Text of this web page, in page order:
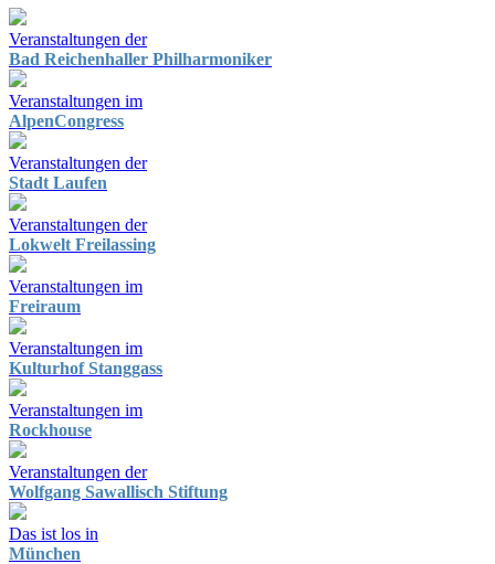
Veranstaltungen der
Bad Reichenhaller Philharmoniker
Veranstaltungen im
AlpenCongress
Veranstaltungen der
Stadt Laufen
Veranstaltungen der
Lokwelt Freilassing
Veranstaltungen im
Freiraum
Veranstaltungen im
Kulturhof Stanggass
Veranstaltungen im
Rockhouse
Veranstaltungen der
Wolfgang Sawallisch Stiftung
Das ist los in
München